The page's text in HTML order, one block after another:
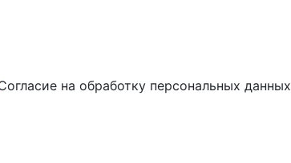
на обработку персональных данных